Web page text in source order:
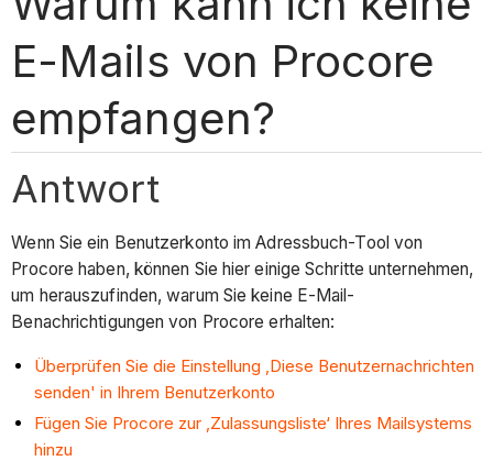
E-Mails von Procore
empfangen?
Antwort
Wenn Sie ein Benutzerkonto im Adressbuch-Tool von
Procore haben, können Sie hier einige Schritte unternehmen,
um herauszufinden, warum Sie keine E-Mail-
Benachrichtigungen von Procore erhalten:
Überprüfen Sie die Einstellung ‚Diese Benutzernachrichten
senden' in Ihrem Benutzerkonto
Fügen Sie Procore zur ‚Zulassungsliste‘ Ihres Mailsystems
hinzu